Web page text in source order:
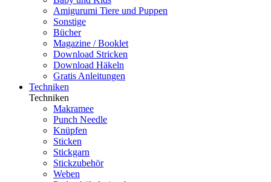
Amigurumi Tiere und Puppen
Sonstige
Bücher
Magazine / Booklet
Download Stricken
Download Häkeln
Gratis Anleitungen
Techniken
Techniken
Makramee
Punch Needle
Knüpfen
Sticken
Stickgarn
Stickzubehör
Weben